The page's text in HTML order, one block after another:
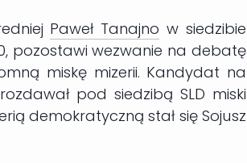
Paweł Tanajno w siedzibie
pozostawi wezwanie na debatę
miskę mizerii. Kandydat na
pod siedzibą SLD miski
demokratyczną stał się Sojusz